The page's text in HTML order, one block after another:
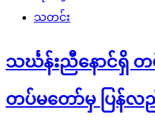
သတင်း
သင်္ဃန်းညီနောင်ရှိ တ
တပ်မတော်မှ ပြန်